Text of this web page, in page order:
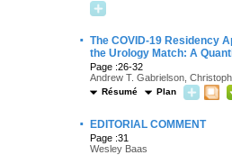
· The COVID-19 Residency
the Urology Match: A
Page :26-32
Andrew T. Gabrielson,
Résumé Plan
· EDITORIAL COMMENT
Page :31
Wesley Baas